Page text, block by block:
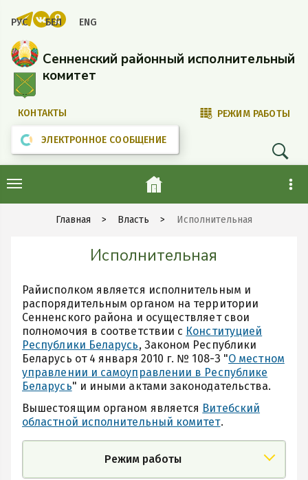
Сенненский районный исполнительный
комитет
РУС БЕЛ ENG
ЭЛЕКТРОННОЕ СООБЩЕНИЕ
КОНТАКТЫ РЕЖИМ РАБОТЫ
Главная Власть Исполнительная
Исполнительная
Райисполком является исполнительным и
распорядительным органом на территории
Сенненского района и осуществляет свои
полномочия в соответствии с Конституцией
Республики Беларусь, Законом Республики
Беларусь от 4 января 2010 г. № 108-З "О местном
управлении и самоуправлении в Республике
Беларусь" и иными актами законодательства.
Вышестоящим органом является Витебский
областной исполнительный комитет.
Режим работы